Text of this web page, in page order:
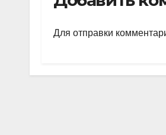
gr
a
s
A
p
Для отправки